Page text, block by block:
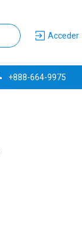
Acceder
+888-664-9975